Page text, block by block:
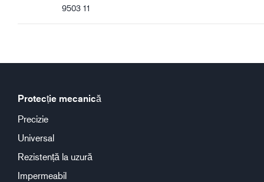
9503 11
Protecție mecanică
Precizie
Universal
Rezistență la uzură
Impermeabil